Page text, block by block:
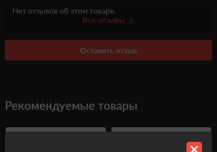
Нет отзывов об этом товаре.
Все отзывы
Оставить отзыв
Рекомендуемые товары